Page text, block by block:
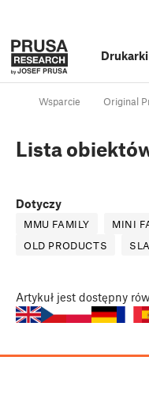
Wsparcie Original
Lista
Dotyczy
MMU FAMILY MINI
OLD PRODUCTS
Artykuł jest dostępny